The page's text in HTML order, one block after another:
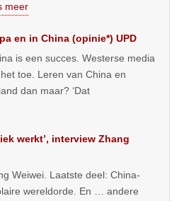
meer
en in China (opinie*) UPD
is een succes. Westerse media
toe. Leren van China en
dan maar? ‘Dat
werkt’, interview Zhang
Weiwei. Laatste deel: China-
wereldorde. En … andere